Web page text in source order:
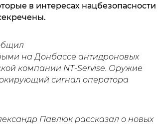
в интересах нацбезопасности
на Донбассе антидроновых
компании NT-Servise. Оружие
сигнал оператора
Павлюк рассказал о новых